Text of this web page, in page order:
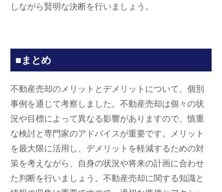
しながら賢明な決断を行いましょう。
■まとめ
不動産売却のメリットとデメリットについて、個別
事例を通じて考察しました。不動産売却は個々の状
況や目標によって異なる影響がありますので、慎重
な検討と専門家のアドバイスが重要です。メリット
を最大限に活用し、デメリットを軽減するための対
策を考えながら、自身の状況や将来の計画に合わせ
た判断を行いましょう。不動産売却に関する知識と